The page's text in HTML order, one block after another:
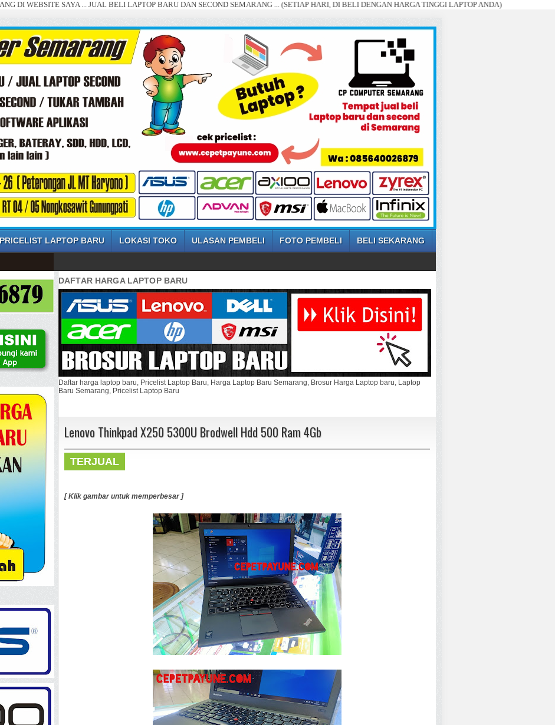
SAYA ... JUAL BELI LAPTOP BARU DAN SECOND SEMARANG ... (SETIAP HARI, DI BELI DENGAN HARGA TINGGI LAPTOP ANDA)
PRICELIST LAPTOP BARU LOKASI TOKO ULASAN PEMBELI FOTO PEMBELI BELI SEKARANG
DAFTAR HARGA LAPTOP BARU
Daftar harga laptop baru, Pricelist Laptop Baru, Harga Laptop Baru Semarang, Brosur Harga Laptop baru, Laptop
Baru Semarang, Pricelist Laptop Baru
Lenovo Thinkpad X250 5300U Brodwell Hdd 500 Ram 4Gb
TERJUAL
[ Klik gambar untuk memperbesar ]